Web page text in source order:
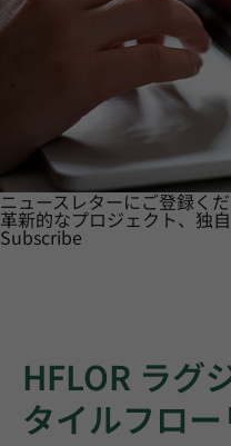
ニュースレターにご登録く
革新的なプロジェクト、独
Subscribe
HFLOR ラグ
タイルフロ